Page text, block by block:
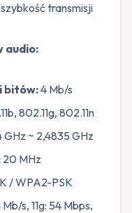
transmisji
audio:
bitów:4 Mb/s
802.11g, 802.11n
GHz ~ 2,4835 GHz
20 MHz
/ WPA2-PSK
Mb/s, 11g: 54 Mbps,